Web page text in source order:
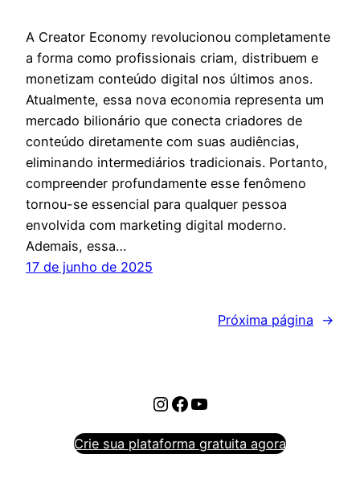
A Creator Economy revolucionou completamente
a forma como profissionais criam, distribuem e
monetizam conteúdo digital nos últimos anos.
Atualmente, essa nova economia representa um
mercado bilionário que conecta criadores de
conteúdo diretamente com suas audiências,
eliminando intermediários tradicionais. Portanto,
compreender profundamente esse fenômeno
tornou-se essencial para qualquer pessoa
envolvida com marketing digital moderno.
Ademais, essa…
17 de junho de 2025
Próxima página →
Instagram
Facebook
Youtube
Crie sua plataforma gratuita agora